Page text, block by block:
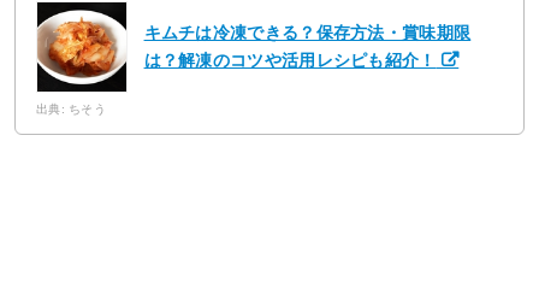
キムチは冷凍できる？保存方法・賞味期限
は？解凍のコツや活用レシピも紹介！
出典: ちそう